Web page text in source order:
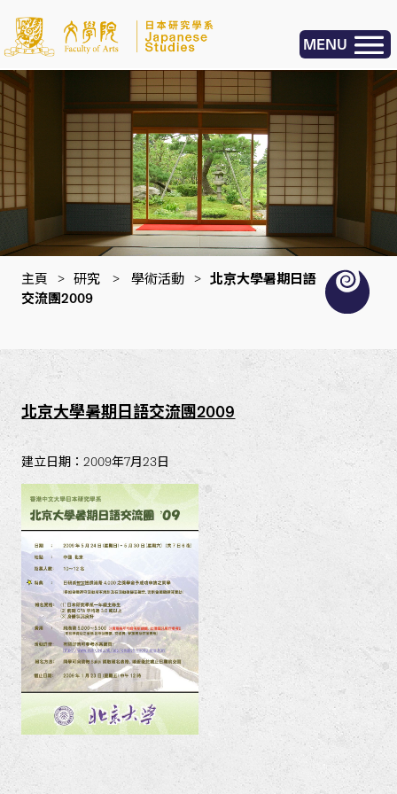
MENU
主頁 > 研究 > 學術活動 > 北京大學暑期日語
交流團2009
北京大學暑期日語交流團2009
建立日期：2009年7月23日